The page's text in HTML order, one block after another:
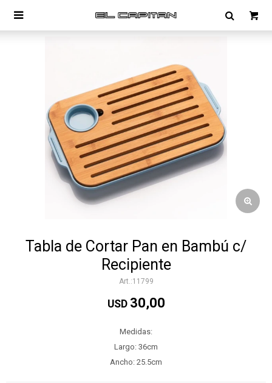

Tabla de Cortar Pan en Bambú c/
Recipiente
11799
USD 30,00
Medidas:
Largo: 36cm
Ancho: 25.5cm